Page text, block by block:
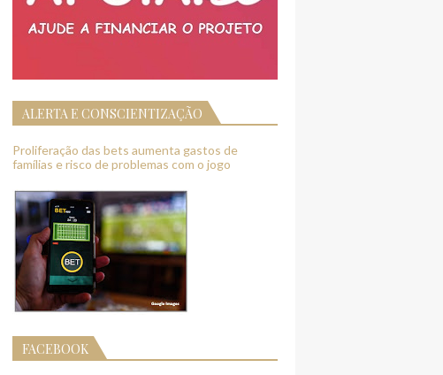
ALERTA E CONSCIENTIZAÇÃO
Proliferação das bets aumenta gastos de
famílias e risco de problemas com o jogo
FACEBOOK